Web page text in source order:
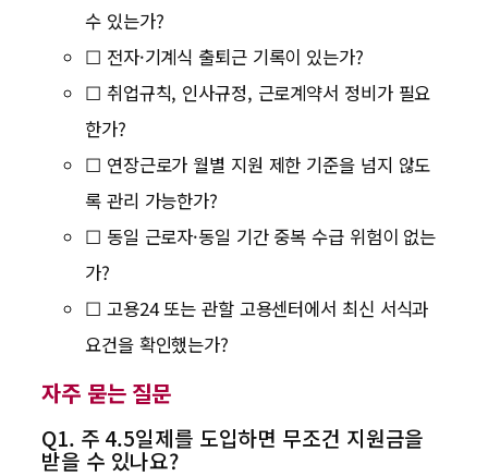
수 있는가?
☐ 전자·기계식 출퇴근 기록이 있는가?
☐ 취업규칙, 인사규정, 근로계약서 정비가 필요
한가?
☐ 연장근로가 월별 지원 제한 기준을 넘지 않도
록 관리 가능한가?
☐ 동일 근로자·동일 기간 중복 수급 위험이 없는
가?
☐ 고용24 또는 관할 고용센터에서 최신 서식과
요건을 확인했는가?
자주 묻는 질문
Q1. 주 4.5일제를 도입하면 무조건 지원금을
받을 수 있나요?